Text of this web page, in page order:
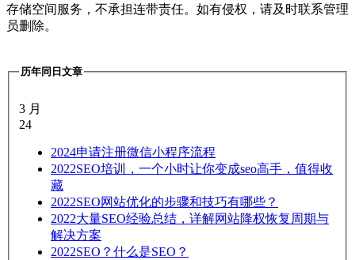
存储空间服务，不承担连带责任。如有侵权，请及时联系管理
员删除。
历年同日文章
3 月
24
2024申请注册微信小程序流程
2022SEO培训，一个小时让你变成seo高手，值得收
藏
2022SEO网站优化的步骤和技巧有哪些？
2022大量SEO经验总结，详解网站降权恢复周期与
解决方案
2022SEO？什么是SEO？